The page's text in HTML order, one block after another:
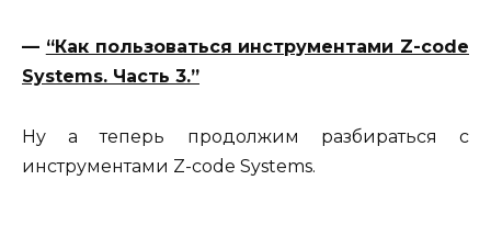
— “Как пользоваться инструментами Z-code
Systems. Часть 3.”
Ну а теперь продолжим разбираться с
инструментами Z-code Systems.